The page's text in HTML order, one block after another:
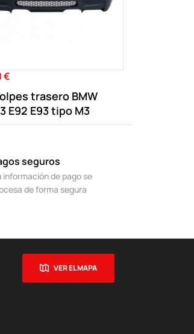
€
trasero BMW
E92 E93 tipo M3
seguros
información de pago se
de forma segura
VER EL MAPA